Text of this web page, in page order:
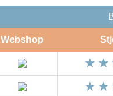
Webshop